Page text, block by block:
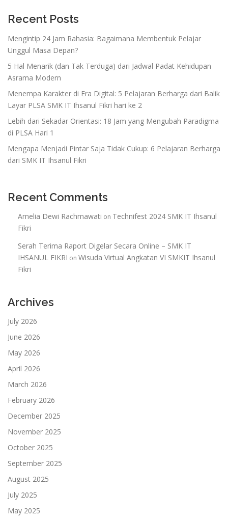
Recent Posts
Mengintip 24 Jam Rahasia: Bagaimana Membentuk Pelajar
Unggul Masa Depan?
5 Hal Menarik (dan Tak Terduga) dari Jadwal Padat Kehidupan
Asrama Modern
Menempa Karakter di Era Digital: 5 Pelajaran Berharga dari Balik
Layar PLSA SMK IT Ihsanul Fikri hari ke 2
Lebih dari Sekadar Orientasi: 18 Jam yang Mengubah Paradigma
di PLSA Hari 1
Mengapa Menjadi Pintar Saja Tidak Cukup: 6 Pelajaran Berharga
dari SMK IT Ihsanul Fikri
Recent Comments
Amelia Dewi Rachmawati on Technifest 2024 SMK IT Ihsanul
Fikri
Serah Terima Raport Digelar Secara Online – SMK IT
IHSANUL FIKRI on Wisuda Virtual Angkatan VI SMKIT Ihsanul
Fikri
Archives
July 2026
June 2026
May 2026
April 2026
March 2026
February 2026
December 2025
November 2025
October 2025
September 2025
August 2025
July 2025
May 2025